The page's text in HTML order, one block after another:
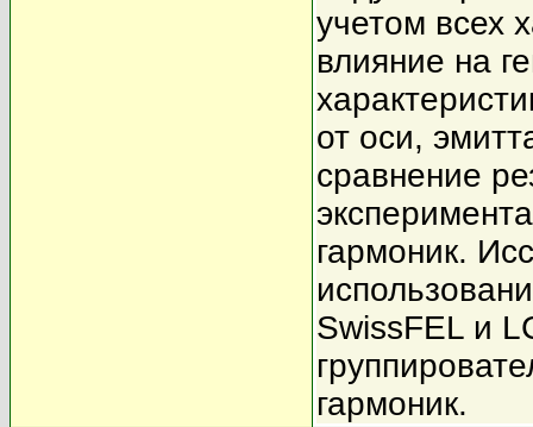
учетом всех
влияние на
от оси,
сравнение
гармоник.
SwissFEL и
гармоник.